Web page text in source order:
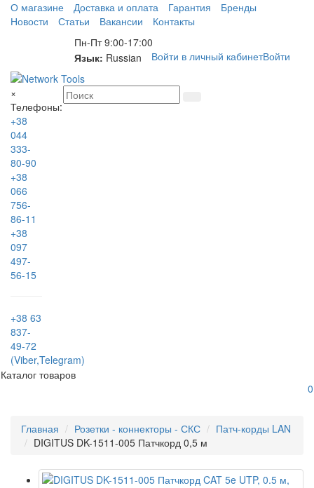
О магазине Доставка и оплата Гарантия
Бренды
Новости
Статьи Вакансии
Контакты
Пн-Пт 9:00-17:00
Язык: Russian Войти в личный кабинетВойти
×
Телефоны:
+38
044
333-
80-90
+38
066
756-
86-11
+38
097
497-
56-15
+38 63
837-
49-72
(Viber,Telegram)
Каталог товаров
0
Главная Розетки - коннекторы - СКС
Патч-корды LAN
DIGITUS DK-1511-005 Патчкорд 0,5 м